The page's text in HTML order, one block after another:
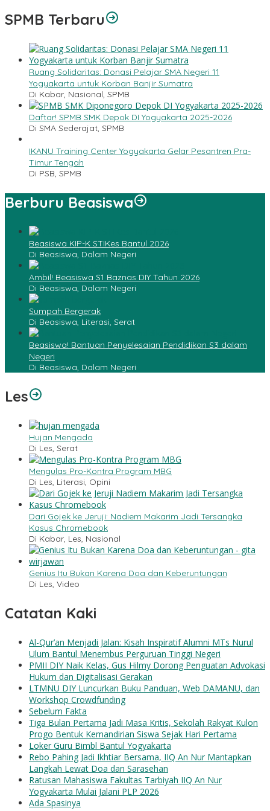
SPMB Terbaru
Ruang Solidaritas: Donasi Pelajar SMA Negeri 11
Yogyakarta untuk Korban Banjir Sumatra
Di Kabar, Nasional, SPMB
Daftar! SPMB SMK Depok DI Yogyakarta 2025-2026
Di SMA Sederajat, SPMB
IKANU Training Center Yogyakarta Gelar Pesantren Pra-
Timur Tengah
Di PSB, SPMB
Berburu Beasiswa
Beasiswa KIP-K STIKes Bantul 2026
Di Beasiswa, Dalam Negeri
Ambil! Beasiswa S1 Baznas DIY Tahun 2026
Di Beasiswa, Dalam Negeri
Sumpah Bergerak
Di Beasiswa, Literasi, Serat
Beasiswa! Bantuan Penyelesaian Pendidikan S3 dalam
Negeri
Di Beasiswa, Dalam Negeri
Les
Hujan Mengada
Di Les, Serat
Mengulas Pro-Kontra Program MBG
Di Les, Literasi, Opini
Dari Gojek ke Jeruji: Nadiem Makarim Jadi Tersangka
Kasus Chromebook
Di Kabar, Les, Nasional
Genius Itu Bukan Karena Doa dan Keberuntungan
Di Les, Video
Catatan Kaki
Al-Qur’an Menjadi Jalan: Kisah Inspiratif Alumni MTs Nurul
Ulum Bantul Menembus Perguruan Tinggi Negeri
PMII DIY Naik Kelas, Gus Hilmy Dorong Penguatan Advokasi
Hukum dan Digitalisasi Gerakan
LTMNU DIY Luncurkan Buku Panduan, Web DAMANU, dan
Workshop Crowdfunding
Sebelum Fakta
Tiga Bulan Pertama Jadi Masa Kritis, Sekolah Rakyat Kulon
Progo Bentuk Kemandirian Siswa Sejak Hari Pertama
Loker Guru Bimbl Bantul Yogyakarta
Rebo Pahing Jadi Ikhtiar Bersama, IIQ An Nur Mantapkan
Langkah Lewat Doa dan Sarasehan
Ratusan Mahasiswa Fakultas Tarbiyah IIQ An Nur
Yogyakarta Mulai Jalani PLP 2026
Ada Spasinya